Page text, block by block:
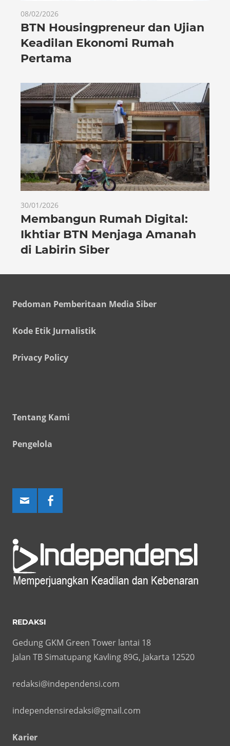
08/02/2026
BTN Housingpreneur dan Ujian
Keadilan Ekonomi Rumah
Pertama
30/01/2026
Membangun Rumah Digital:
Ikhtiar BTN Menjaga Amanah
di Labirin Siber
Pedoman Pemberitaan Media Siber
Kode Etik Jurnalistik
Privacy Policy
Tentang Kami
Pengelola
REDAKSI
Gedung GKM Green Tower lantai 18
Jalan TB Simatupang Kavling 89G, Jakarta 12520
redaksi@independensi.com
independensiredaksi@gmail.com
Karier